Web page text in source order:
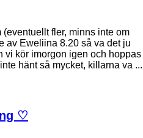
(eventuellt fler, minns inte om
av Eweliina 8.20 så va det ju
vi kör imorgon igen och hoppas
hänt så mycket, killarna va ...
♡